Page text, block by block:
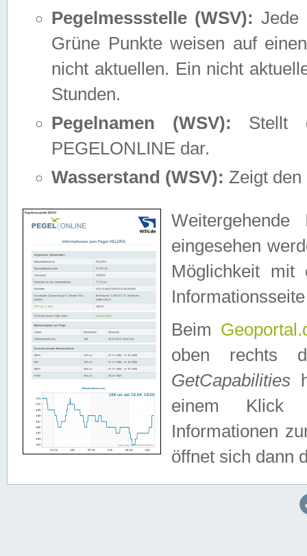
Pegelmessstelle (WSV): Jede
Grüne Punkte weisen auf
nicht aktuellen. Ein nicht
Stunden.
Pegelnamen (WSV): Stellt
PEGELONLINE dar.
Wasserstand (WSV): Zeigt den
eingesehen
Möglichkeit mit
Beim
oben rechts
GetCapabilities
einem Klick
Informationen
öffnet sich dann